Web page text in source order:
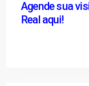
Agende sua
Real aqui!